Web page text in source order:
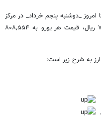
امروز _دوشنبه پنجم خرداد_ در مرکز
مبادله ایران قیمت هر دلار آمریکا به ۷۱۱,۲۴۴ ریال، قیمت هر یورو به ۸۰۸,۵۵۴
به شرح زیر است: